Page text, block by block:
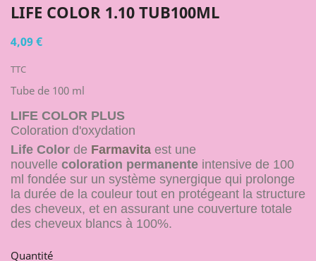
LIFE COLOR 1.10 TUB100ML
4,09 €
TTC
Tube de 100 ml
LIFE COLOR PLUS
Coloration d'oxydation
Life Color de Farmavita est une
nouvelle coloration permanente intensive de 100
ml fondée sur un système synergique qui prolonge
la durée de la couleur tout en protégeant la structure
des cheveux, et en assurant une couverture totale
des cheveux blancs à 100%.
Quantité